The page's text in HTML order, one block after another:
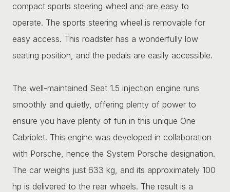
compact sports steering wheel and are easy to
operate. The sports steering wheel is removable for
easy access. This roadster has a wonderfully low
seating position, and the pedals are easily accessible.
The well-maintained Seat 1.5 injection engine runs
smoothly and quietly, offering plenty of power to
ensure you have plenty of fun in this unique One
Cabriolet. This engine was developed in collaboration
with Porsche, hence the System Porsche designation.
The car weighs just 633 kg, and its approximately 100
hp is delivered to the rear wheels. The result is a